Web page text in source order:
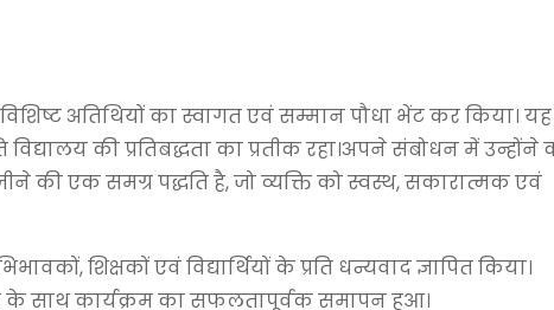
अतिथियों का स्वागत एवं सम्मान पौधा भेंट कर किया। यह
की प्रतिबद्धता का प्रतीक रहा।अपने संबोधन में उन्होंने
की एक समग्र पद्धति है, जो व्यक्ति को स्वस्थ, सकारात्मक एवं
शिक्षकों एवं विद्यार्थियों के प्रति धन्यवाद ज्ञापित किया।
के साथ कार्यक्रम का सफलतापूर्वक समापन हुआ।